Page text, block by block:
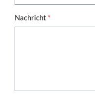
Nachricht *